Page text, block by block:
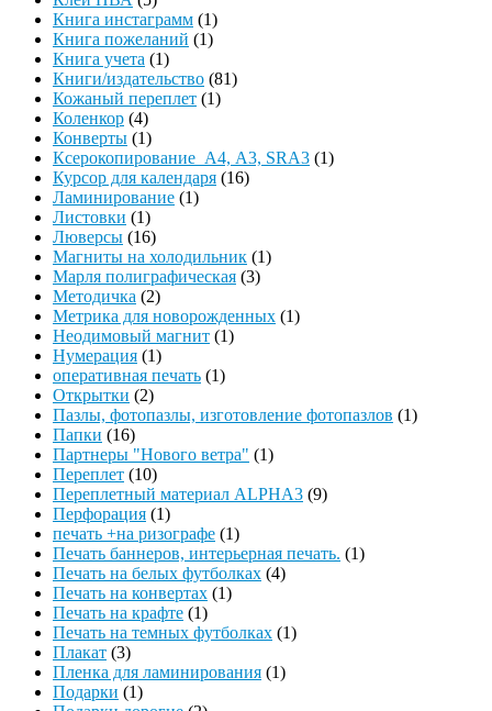
Книга инстаграмм (1)
Книга пожеланий (1)
Книга учета (1)
Книги/издательство (81)
Кожаный переплет (1)
Коленкор (4)
Конверты (1)
Ксерокопирование А4, А3, SRA3 (1)
Курсор для календаря (16)
Ламинирование (1)
Листовки (1)
Люверсы (16)
Магниты на холодильник (1)
Марля полиграфическая (3)
Методичка (2)
Метрика для новорожденных (1)
Неодимовый магнит (1)
Нумерация (1)
оперативная печать (1)
Открытки (2)
Пазлы, фотопазлы, изготовление фотопазлов (1)
Папки (16)
Партнеры "Нового ветра" (1)
Переплет (10)
Переплетный материал ALPHA3 (9)
Перфорация (1)
печать +на ризографе (1)
Печать баннеров, интерьерная печать. (1)
Печать на белых футболках (4)
Печать на конвертах (1)
Печать на крафте (1)
Печать на темных футболках (1)
Плакат (3)
Пленка для ламинирования (1)
Подарки (1)